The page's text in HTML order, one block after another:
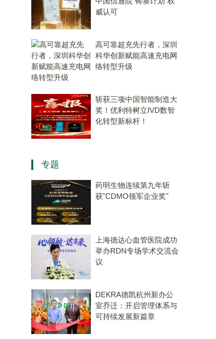
威认可
高可靠超充先行者，深圳
科华创新赋能高速充电网
络转型升级
斩获三项中国智能制造大
奖！优利特树立IVD数智
化转型新标杆！
专题
药明生物连续第九年斩
获"CDMO领军企业奖"
上海德达心血管医院成功
举办RDN专场学术交流会
议
DEKRA德凯杭州新办公
室乔迁：开启管理体系与
可持续发展新篇章